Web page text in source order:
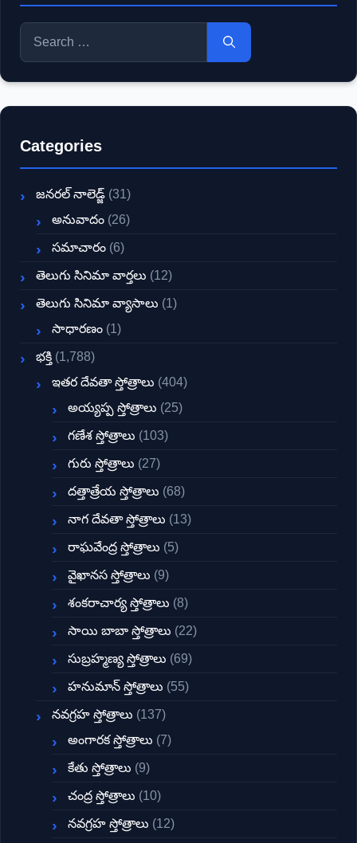
Search
for:
Categories
జనరల్ నాలెడ్జ్ (31)
అనువాదం (26)
సమాచారం (6)
తెలుగు సినిమా వార్తలు (12)
తెలుగు సినిమా వ్యాసాలు (1)
సాధారణం (1)
భక్తి (1,788)
ఇతర దేవతా స్తోత్రాలు (404)
అయ్యప్ప స్తోత్రాలు (25)
గణేశ స్తోత్రాలు (103)
గురు స్తోత్రాలు (27)
దత్తాత్రేయ స్తోత్రాలు (68)
నాగ దేవతా స్తోత్రాలు (13)
రాఘవేంద్ర స్తోత్రాలు (5)
వైఖానస స్తోత్రాలు (9)
శంకరాచార్య స్తోత్రాలు (8)
సాయి బాబా స్తోత్రాలు (22)
సుబ్రహ్మణ్య స్తోత్రాలు (69)
హనుమాన్ స్తోత్రాలు (55)
నవగ్రహ స్తోత్రాలు (137)
అంగారక స్తోత్రాలు (7)
కేతు స్తోత్రాలు (9)
చంద్ర స్తోత్రాలు (10)
నవగ్రహ స్తోత్రాలు (12)